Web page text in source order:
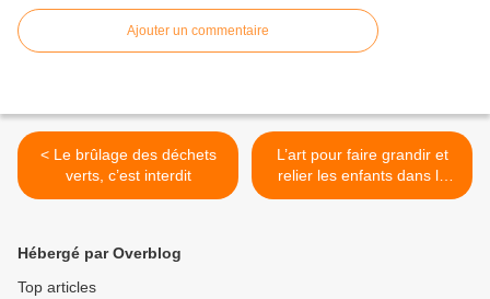
Ajouter un commentaire
< Le brûlage des déchets
verts, c’est interdit
L’art pour faire grandir et
relier les enfants dans le
monde >
Hébergé par Overblog
Top articles